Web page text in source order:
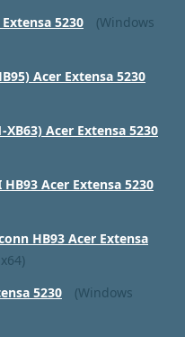
5230
(Windows
Acer Extensa 5230
Acer Extensa 5230
Acer Extensa 5230
HB93 Acer Extensa
5230
(Windows